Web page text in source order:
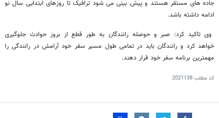
جاده های مستقر هستند و پیش بینی می شود ترافیک تا روزهای ابتدایی سال نو
ادامه داشته باشد.
وی تاکید کرد: صبر و حوصله رانندگان به طور قطع از بروز حوادث جلوگیری
خواهد کرد و رانندگان باید در تمامی طول مسیر سفر خود آرامش در رانندگی را
مهمترین برنامه سفر خود قرار دهند.
کد مطلب2021138